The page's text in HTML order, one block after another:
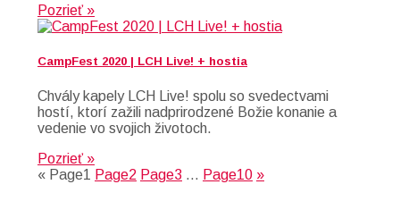
Pozrieť »
CampFest 2020 | LCH Live! + hostia
Chvály kapely LCH Live! spolu so svedectvami
hostí, ktorí zažili nadprirodzené Božie konanie a
vedenie vo svojich životoch.
Pozrieť »
« Page1 Page2 Page3 … Page10 »